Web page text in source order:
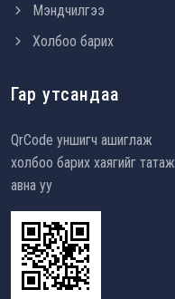
Мэндчилгээ
Холбоо барих
Гар утсандаа
QrCode уншигч ашиглаж
холбоо барих хаягийг татаж
авна уу